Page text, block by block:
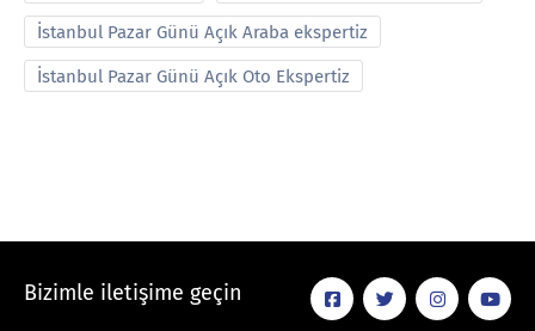
İstanbul Pazar Günü Açık Araba ekspertiz
İstanbul Pazar Günü Açık Oto Ekspertiz
Bizimle iletişime geçin